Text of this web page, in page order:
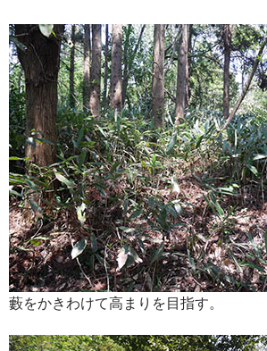
藪をかきわけて高まりを目指す。